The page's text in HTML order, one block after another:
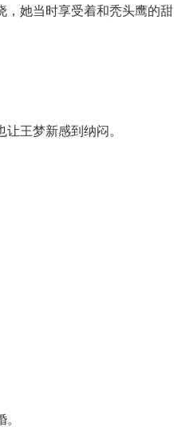
，她当时享受着和秃头鹰的甜
王梦新感到纳闷。